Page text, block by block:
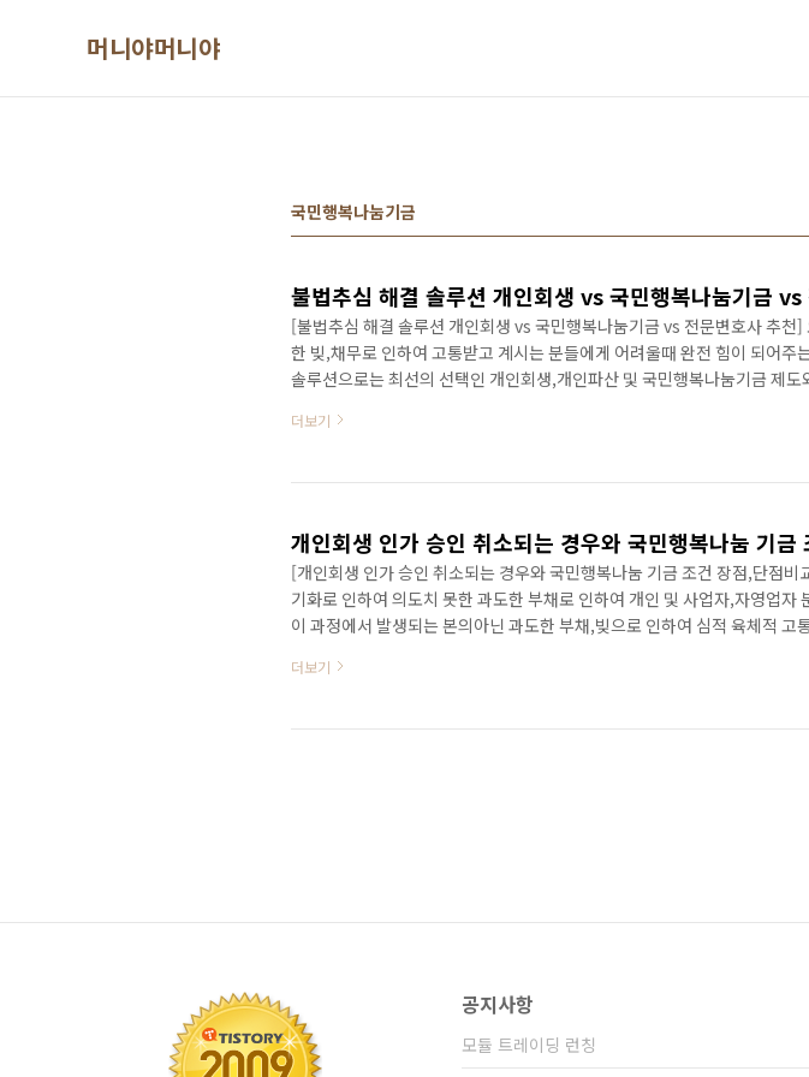
머니야머니야
국민행복나눔기금
불법추심 해결 솔루션 개인회생 vs 국민행복나눔기금 vs
[불법추심 해결 솔루션 개인회생 vs 국민행복나눔기금 vs 전문변호사 추천]
한 빚,채무로 인하여 고통받고 계시는 분들에게 어려울때 완전 힘이 되어주
솔루션으로는 최선의 선택인 개인회생,개인파산 및 국민행복나눔기금 제도
히 답이 안나올때, 분명 도움이 되는 제도권 솔루션이지만 개인회생,파산 또
또한 많은 것으로 알고있습니다. 이럴때일수록 악랄한 불법추심과 한번 더
더보기
[개인회생 인가 승인 취소되는 경우와 국민행복나눔 기금 조건 장점,단점비
기화로 인하여 의도치 못한 과도한 부채로 인하여 개인 및 사업자,자영업자
이 과정에서 발생되는 본의아닌 과도한 부채,빚으로 인하여 심적 육체적 고
극단의 선택이 아닌 최선의 선택 또한 살펴보면 있는 바, 오늘은 어려울때 완
지 내용들을 아래 정리해 봤습니다. 개인회생이란? 개인회생이란 개인의
더보기
공지사항
모듈 트레이딩 런칭